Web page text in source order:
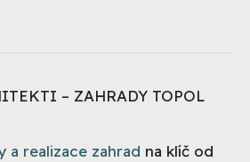
– ZAHRADY TOPOL
a realizace zahrad na klíč od